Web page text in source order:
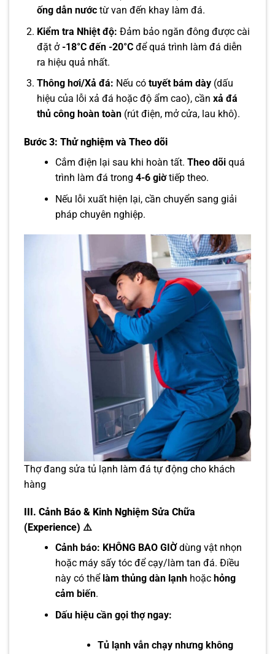
ống dẫn nướctừ van đến khay làm đá.
Kiểm tra Nhiệt độ: Đảm bảo ngăn đông được cài
đặt ở-18°C đến -20°Cđể quá trình làm đá diễn
ra hiệu quả nhất.
Thông hơi/Xả đá: Nếu có tuyết bám dày(dấu
hiệu của lỗi xả đá hoặc độ ẩm cao), cần xả đá
thủ công hoàn toàn(rút điện, mở cửa, lau khô).
Bước 3: Thử nghiệm và Theo dõi
Cắm điện lại sau khi hoàn tất. Theo dõiquá
trình làm đá trong 4-6 giờtiếp theo.
Nếu lỗi xuất hiện lại, cần chuyển sang giải
pháp chuyên nghiệp.
Thợ đang sửa tủ lạnh làm đá tự động cho khách
hàng
III. Cảnh Báo & Kinh Nghiệm Sửa Chữa
(Experience) ⚠️
Cảnh báo: KHÔNG BAO GIỜdùng vật nhọn
hoặc máy sấy tóc để cạy/làm tan đá. Điều
này có thể làm thủng dàn lạnhhoặc hỏng
cảm biến.
Dấu hiệu cần gọi thợ ngay:
Tủ lạnh vẫn chạy nhưng không